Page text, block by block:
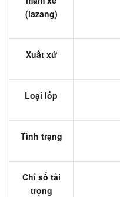
(lazang)
Xuất xứ
Loại lốp
Tình trạng
Chỉ số tải
trọng